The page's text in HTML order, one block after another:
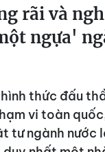
rãi và
ngựa'
thức đấu
vi toàn
tư ngành nước